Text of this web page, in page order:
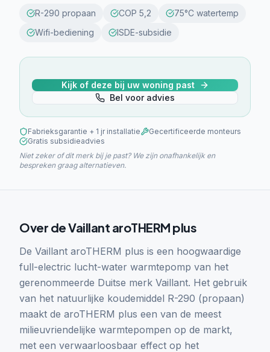
R-290 propaan COP 5,2
75°C watertemp
Wifi-bediening
ISDE-subsidie
Kijk of deze bij uw woning past
Bel voor advies
Fabrieksgarantie + 1 jr installatie
Gecertificeerde monteurs
Gratis subsidieadvies
Niet zeker of dit merk bij je past? We zijn onafhankelijk en
bespreken graag alternatieven.
Over de Vaillant aroTHERM plus
De Vaillant aroTHERM plus is een hoogwaardige
full-electric lucht-water warmtepomp van het
gerenommeerde Duitse merk Vaillant. Het gebruik
van het natuurlijke koudemiddel R-290 (propaan)
maakt de aroTHERM plus een van de meest
milieuvriendelijke warmtepompen op de markt,
met een verwaarloosbaar effect op het